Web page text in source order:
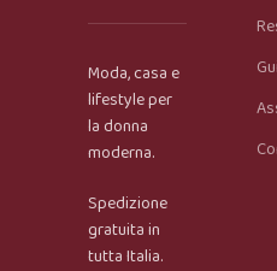
Onar AI Assistant
Moda, casa e
lifestyle per
la donna
moderna.
Spedizione
gratuita in
tutta Italia.